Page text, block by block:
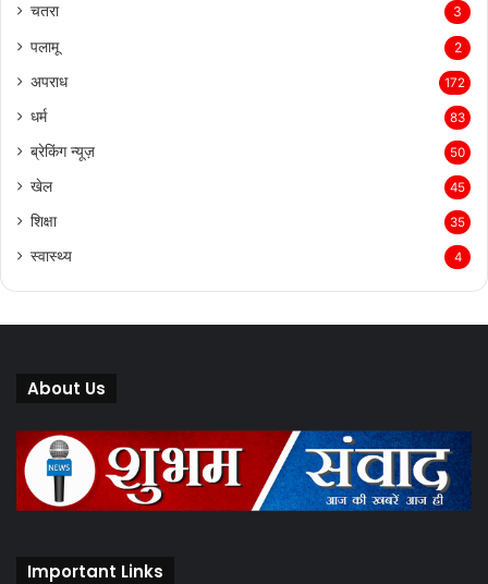
चतरा 3
पलामू 2
अपराध 172
धर्म 83
ब्रेकिंग न्यूज़ 50
खेल 45
शिक्षा 35
स्वास्थ्य 4
About Us
Important Links